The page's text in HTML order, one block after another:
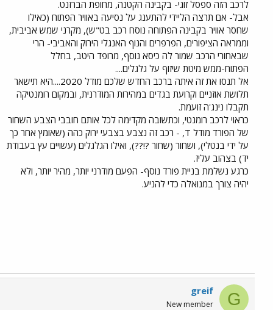
לרכב הזה ספסל זוגי- בקבינה הקטנה, מחופת הברזנט.
אבל- אם תרצה הליידי להתענג על נסיעה באוויר הפתוח (כאילו
שחסר אוויר בקבינה הפתוחה נוסח רכב בט"ש), מקרני שמש אביבית,
וממראה הציפורים, הפרפרים והנוף האנגלי הירוק והאביבי- הרי
שבאחורי הרכב שמור לה כיסא נוסף, מרופד היטב, בחלל
הפתוח-ממש מיטת שיזוף על גלגלים....
אל תנסו את זה איתה ברכב החדש שלכם מודל 2020....היא תישאר
תלושת אוזניים וקרועת בגדים במהירות המודרנית, ובמקום רומנטיקה
תקבלו נינג'ה זועמת.
כראוי לרכב רומנטי, וכתשובה מקדימה לכל אותם חובבי הצבע השחור
של הפורד מודל T, - רכב זה נצבע בצבעי ירוק כהה (שאומץ אחר כך
על ידי בנטלי), ושחור (שחור ?!??), ואילו הגלגלים (עשויים עץ בעבודת
יד) בצהוב עליז.
כרגע נשלמת בניית פורד נוסף- הפעם מודרני יותר, מהיר יותר, ולא
יהיה צורך במנואלה כדי להניע.
G
greif
New member